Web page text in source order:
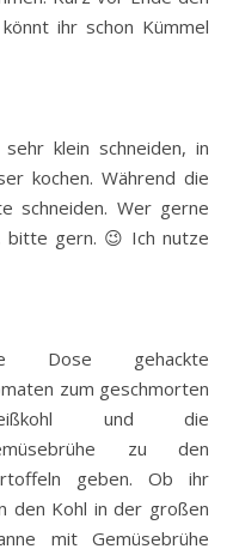
ihr schon Kümmel
klein schneiden, in
kochen. Während die
schneiden. Wer gerne
gern. 😉 Ich nutze
Dose gehackte
zum geschmorten
und die
zu den
geben. Ob ihr
den Kohl in der großen
mit Gemüsebrühe